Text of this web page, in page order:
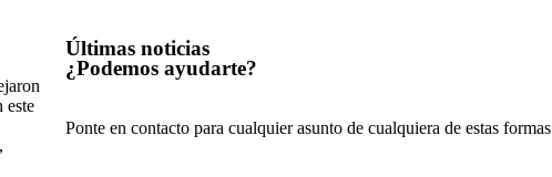
este
,
Últimas noticias
¿Podemos ayudarte?​
Ponte en contacto para cualquier asunto de cualquiera de estas formas